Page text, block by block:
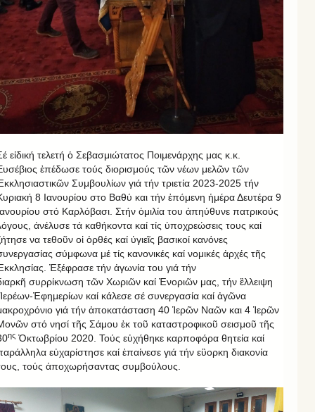
εἰδική τελετή ὁ Σεβασμιώτατος Ποιμενάρχης μας κ.κ.
ἐπέδωσε τούς διορισμούς τῶν νέων μελῶν τῶν
Συμβουλίων γιά τήν τριετία 2023-2025 τήν
8 Ιανουρίου στο Βαθύ και τήν ἑπόμενη ἡμέρα Δευτέρα 9
στό Καρλόβασι. Στήν ὁμιλία του ἀπηύθυνε πατρικούς
ἀνέλυσε τά καθήκοντα καί τίς ὑποχρεώσεις τους καί
να τεθοῦν οἱ ὀρθές καί ὑγιεῖς βασικοί κανόνες
σύμφωνα μέ τίς κανονικές καί νομικές ἀρχές τῆς
Ἐξέφρασε τήν ἀγωνία του γιά τήν
συρρίκνωση τῶν Χωριῶν καί Ἐνοριῶν μας, τήν ἒλλειψη
Ἐφημερίων καί κάλεσε σέ συνεργασία καί ἀγῶνα
γιά τήν ἀποκατάσταση 40 Ἱερῶν Ναῶν και 4 Ἱερῶν
στό νησί τῆς Σάμου ἐκ τοῦ καταστροφικοῦ σεισμοῦ τῆς
ης Ὀκτωβρίου 2020. Τούς εὐχήθηκε καρποφόρα θητεία καί
εὐχαρίστησε καί ἐπαίνεσε γιά τήν εὒορκη διακονία
τούς ἀποχωρήσαντας συμβούλους.